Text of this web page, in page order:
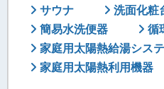
サウナ
洗面化粧
簡易水洗便器
循
家庭用太陽熱給湯シス
家庭用太陽熱利用機器